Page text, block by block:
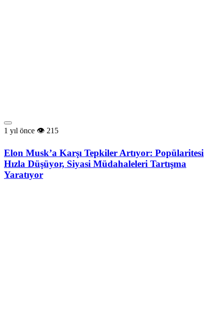
1 yıl önce 215
Elon Musk’a Karşı Tepkiler Artıyor: Popülaritesi
Hızla Düşüyor, Siyasi Müdahaleleri Tartışma
Yaratıyor